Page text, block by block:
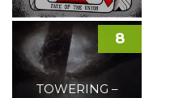
TOWERING –
8